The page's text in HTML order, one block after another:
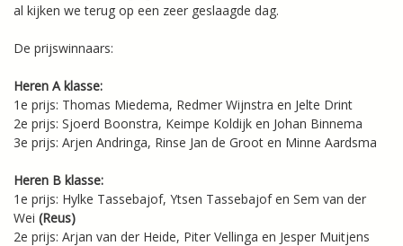
al kijken we terug op een zeer geslaagde dag.
De prijswinnaars:
Heren A klasse:
1e prijs: Thomas Miedema, Redmer Wijnstra en Jelte Drint
2e prijs: Sjoerd Boonstra, Keimpe Koldijk en Johan Binnema
3e prijs: Arjen Andringa, Rinse Jan de Groot en Minne Aardsma
Heren B klasse:
1e prijs: Hylke Tassebajof, Ytsen Tassebajof en Sem van der
Wei (Reus)
2e prijs: Arjan van der Heide, Piter Vellinga en Jesper Muitjens